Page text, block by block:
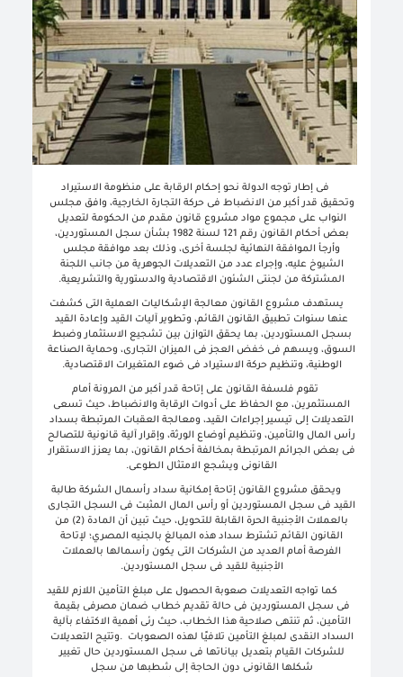
فى إطار توجه الدولة نحو إحكام الرقابة على منظومة الاستيراد
وتحقيق قدر أكبر من الانضباط فى حركة التجارة الخارجية، وافق مجلس
النواب على مجموع مواد مشروع قانون مقدم من الحكومة لتعديل
بعض أحكام القانون رقم 121 لسنة 1982 بشأن سجل المستوردين،
وأرجأ الموافقة النهائية لجلسة أخرى، وذلك بعد موافقة مجلس
الشيوخ عليه، وإجراء عدد من التعديلات الجوهرية من جانب اللجنة
المشتركة من لجنتى الشئون الاقتصادية والدستورية والتشريعية.
يستهدف مشروع القانون معالجة الإشكاليات العملية التى كشفت
عنها سنوات تطبيق القانون القائم، وتطوير آليات القيد وإعادة القيد
بسجل المستوردين، بما يحقق التوازن بين تشجيع الاستثمار وضبط
السوق، ويسهم فى خفض العجز فى الميزان التجارى، وحماية الصناعة
الوطنية، وتنظيم حركة الاستيراد فى ضوء المتغيرات الاقتصادية.
تقوم فلسفة القانون على إتاحة قدر أكبر من المرونة أمام
المستثمرين، مع الحفاظ على أدوات الرقابة والانضباط، حيث تسعى
التعديلات إلى تيسير إجراءات القيد، ومعالجة العقبات المرتبطة بسداد
رأس المال والتأمين، وتنظيم أوضاع الورثة، وإقرار آلية قانونية للتصالح
فى بعض الجرائم المرتبطة بمخالفة أحكام القانون، بما يعزز الاستقرار
القانونى ويشجع الامتثال الطوعى.
ويحقق مشروع القانون إتاحة إمكانية سداد رأسمال الشركة طالبة
القيد فى سجل المستوردين أو رأس المال المثبت فى السجل التجارى
بالعملات الأجنبية الحرة القابلة للتحويل، حيث تبين أن المادة (2) من
القانون القائم تشترط سداد هذه المبالغ بالجنيه المصري؛ لإتاحة
الفرصة أمام العديد من الشركات التى يكون رأسمالها بالعملات
الأجنبية للقيد فى سجل المستوردين.
كما تواجه التعديلات صعوبة الحصول على مبلغ التأمين اللازم للقيد
فى سجل المستوردين فى حالة تقديم خطاب ضمان مصرفى بقيمة
التأمين، ثم تنتهى صلاحية هذا الخطاب، حيث رئى أهمية الاكتفاء بآلية
السداد النقدى لمبلغ التأمين تلافيًا لهذه الصعوبات .وتتيح التعديلات
للشركات القيام بتعديل بياناتها فى سجل المستوردين حال تغيير
شكلها القانونى دون الحاجة إلى شطبها من سجل